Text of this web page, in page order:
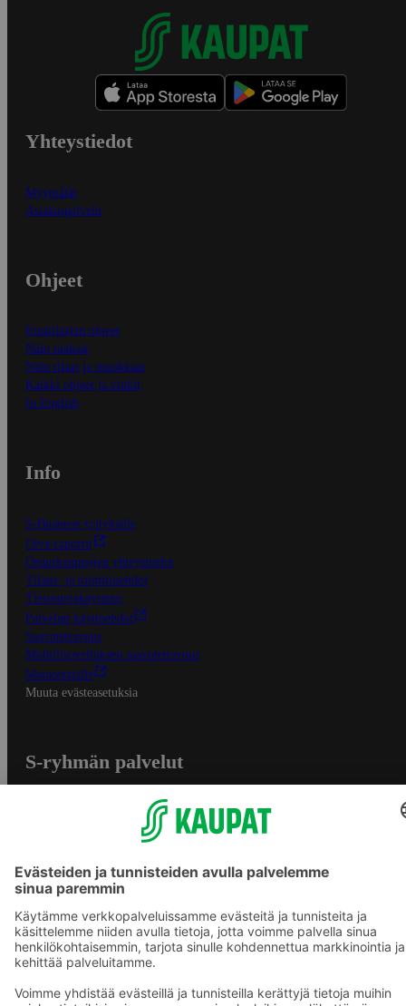
Yhteystiedot
Myymälät
Asiakaspalvelu
Ohjeet
Ensitilaajan ohjeet
Näin maksat
Näin tilaat ja muokkaat
Kaikki ohjeet ja vinkit
In English
Info
S-Business yrityksille
Oiva-raportit
Osuuskauppojen yhteystiedot
Tilaus- ja toimitusehdot
Tietosuojakäytäntö
Palvelun käyttöehdot
Saavutettavuus
Mobiilisovelluksen saavutettavuus
Mainostajalle
Muuta evästeasetuksia
S-ryhmän palvelut
S-ostoslista -sovellus
Prisma.fi
Sokos.fi
S-Pankki
Yhteishyvä
Sokos Hotels
Raflaamo